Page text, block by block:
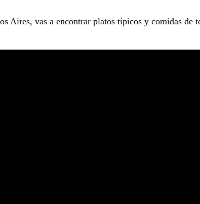
Aires, vas a encontrar platos típicos y comidas de